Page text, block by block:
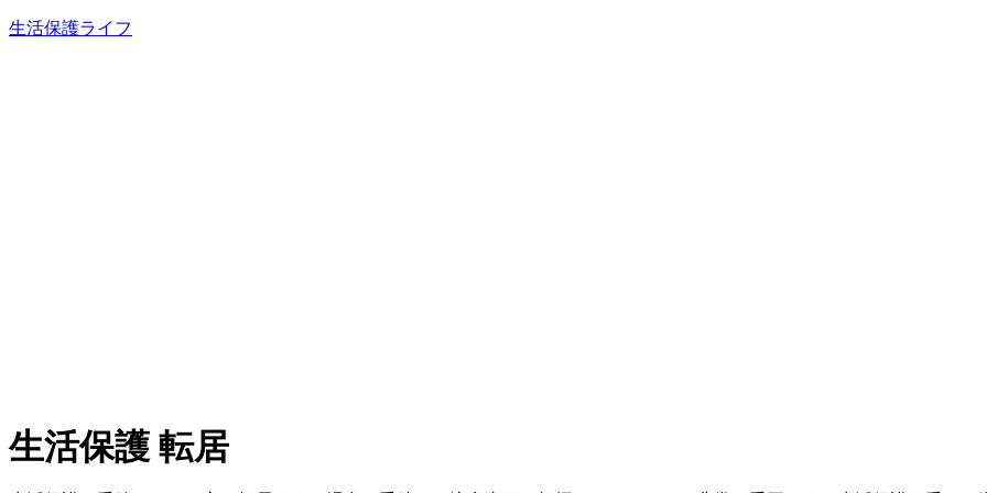
内
生活保護ライフ
生活保護 転居